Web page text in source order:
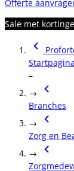
Offerte
Sale met
Startpagina
–
→
Branches
→
Zorg en
→